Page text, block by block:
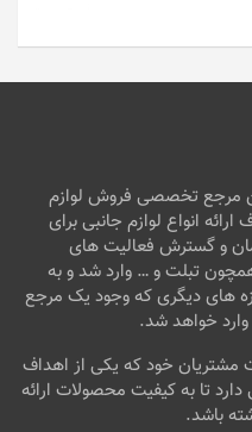
مرجع تخصصی فروش لوازم
خود را از سال ۹۸ با هدف ارائه انواع لوازم جانبی برای
و گسترش فعالیت های
تبلت و … وارد شد و به
های دیگری که وجود یک مرجع
وارد خواهد شد.
مشتریان خود که یکی از اهداف
تا به کیفیت محصولات ارائه
باشد.